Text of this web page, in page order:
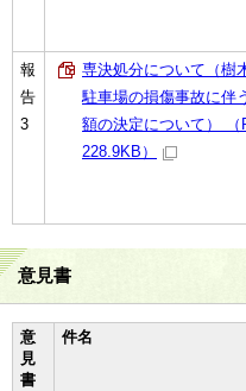
報
告
3
専決処分について（樹
駐車場の損傷事故に伴
額の決定について） （
228.9KB）
意見書
意
見
書
件名